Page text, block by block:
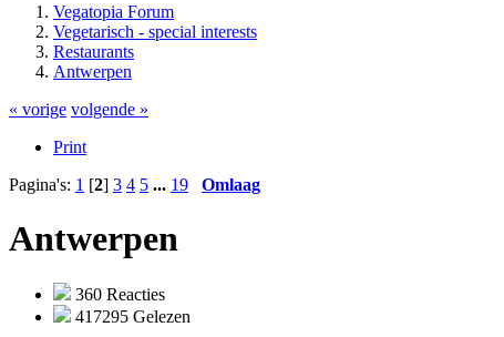
Vegatopia Forum
Vegetarisch - special interests
Restaurants
Antwerpen
« vorige volgende »
Print
Pagina's: 1 [2] 3 4 5 ... 19 Omlaag
Antwerpen
360 Reacties
417295 Gelezen